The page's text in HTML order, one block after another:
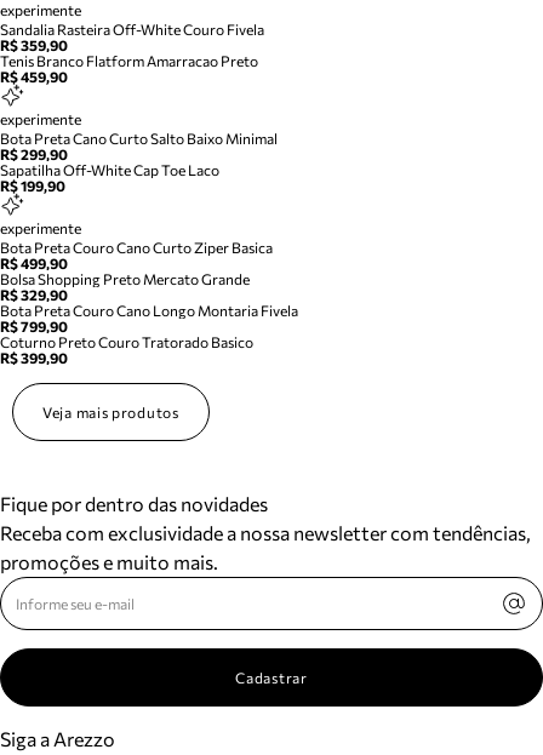
experimente
Sandalia Rasteira Off-White Couro Fivela
R$ 359,90
Tenis Branco Flatform Amarracao Preto
R$ 459,90
experimente
Bota Preta Cano Curto Salto Baixo Minimal
R$ 299,90
Sapatilha Off-White Cap Toe Laco
R$ 199,90
experimente
Bota Preta Couro Cano Curto Ziper Basica
R$ 499,90
Bolsa Shopping Preto Mercato Grande
R$ 329,90
Bota Preta Couro Cano Longo Montaria Fivela
R$ 799,90
Coturno Preto Couro Tratorado Basico
R$ 399,90
Veja mais produtos
Fique por dentro das novidades
Receba com exclusividade a nossa newsletter com tendências,
promoções e muito mais.
Cadastrar
Siga a Arezzo